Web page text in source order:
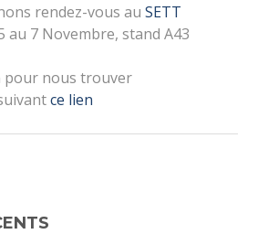
rendez-vous auSETT
au 7 Novembre, stand A43
pour nous trouver
ce lien